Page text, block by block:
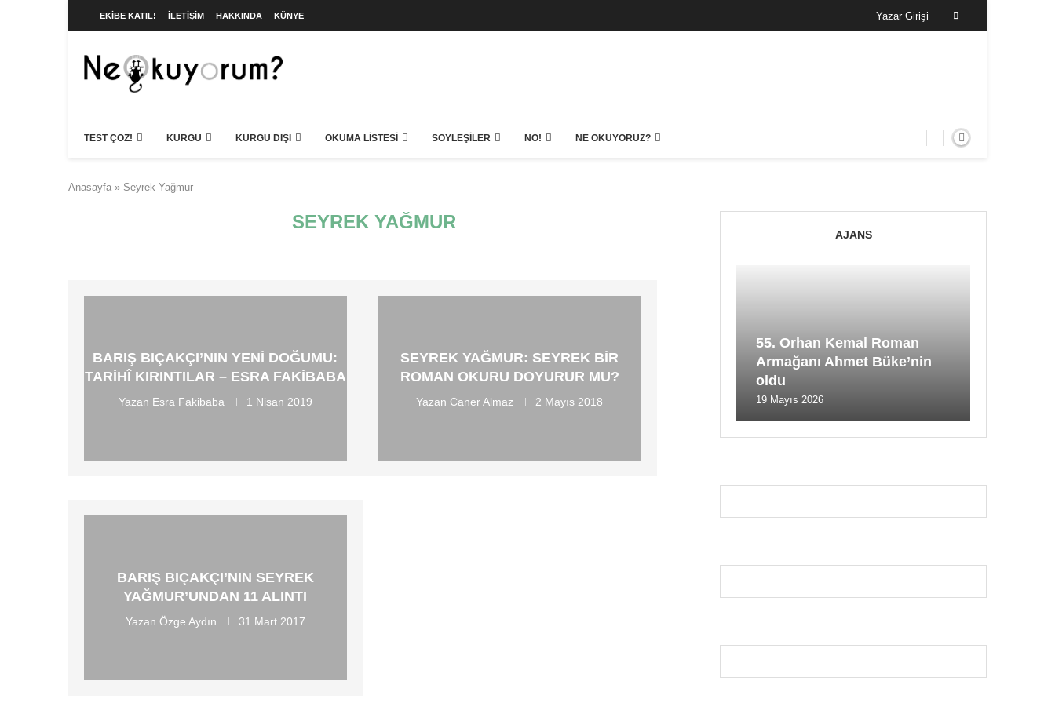
EKIBE KATIL! İLETIŞIM HAKKINDA KÜNYE Yazar Girişi
TEST ÇÖZ! KURGU KURGU DIŞI OKUMA LISTESI SÖYLEŞILER NO! NE OKUYORUZ?
Anasayfa » Seyrek Yağmur
SEYREK YAĞMUR
BARIŞ BIÇAKÇI’NIN YENI DOĞUMU:
TARIHÎ KIRINTILAR – ESRA FAKIBABA
Yazan Esra Fakibaba 1 Nisan 2019
SEYREK YAĞMUR: SEYREK BIR
ROMAN OKURU DOYURUR MU?
Yazan Caner Almaz 2 Mayıs 2018
BARIŞ BIÇAKÇI’NIN SEYREK
YAĞMUR’UNDAN 11 ALINTI
Yazan Özge Aydın 31 Mart 2017
AJANS
55. Orhan Kemal Roman
Armağanı Ahmet Büke’nin
oldu
19 Mayıs 2026